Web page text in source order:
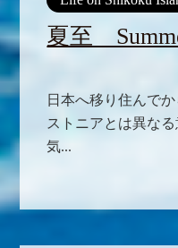
夏至
日本へ移り住んで
ストニアとは異な
気...